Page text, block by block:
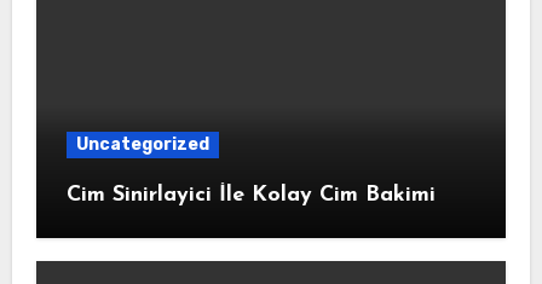
Uncategorized
Cim Sinirlayici İle Kolay Cim Bakimi